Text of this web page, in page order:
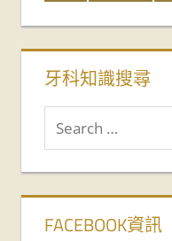
牙科知識搜尋
FACEBOOK資訊